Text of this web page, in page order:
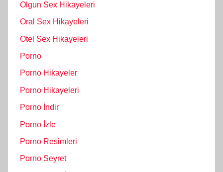
Olgun Sex Hikayeleri
Oral Sex Hikayeleri
Otel Sex Hikayeleri
Porno
Porno Hikayeler
Porno Hikayeleri
Porno İndir
Porno İzle
Porno Resimleri
Porno Seyret